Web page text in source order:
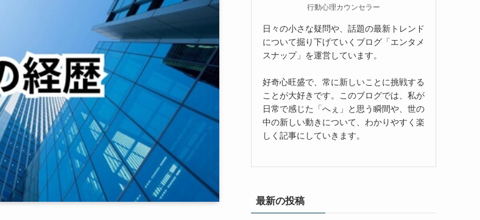
行動心理カウンセラー
日々の小さな疑問や、話題の最新トレンド
について掘り下げていくブログ「エンタメ
スナップ」を運営しています。
好奇心旺盛で、常に新しいことに挑戦する
ことが大好きです。このブログでは、私が
日常で感じた「へぇ」と思う瞬間や、世の
中の新しい動きについて、わかりやすく楽
しく記事にしていきます。
最新の投稿